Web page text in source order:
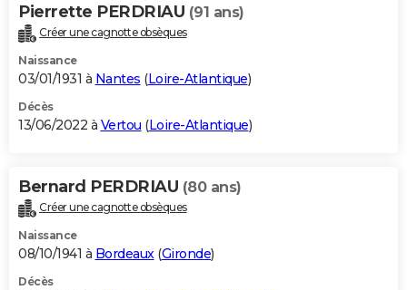
Pierrette PERDRIAU (91 ans)
Créer une cagnotte obsèques
Naissance
03/01/1931 à Nantes (Loire-Atlantique)
Décès
13/06/2022 à Vertou (Loire-Atlantique)
Bernard PERDRIAU (80 ans)
Créer une cagnotte obsèques
Naissance
08/10/1941 à Bordeaux(Gironde)
Décès